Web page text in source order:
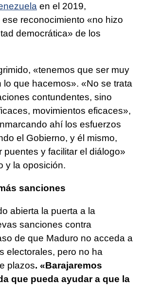
en el 2019,
reconocimiento «no hizo
democrática» de los
«tenemos que ser muy
lo que hacemos». «No se trata
contundentes, sino
movimientos eficaces»,
ahí los esfuerzos
el Gobierno, y él mismo,
puentes y facilitar el diálogo»
y la oposición.
sanciones
abierta la puerta a la
sanciones contra
de que Maduro no acceda a
electorales, pero no ha
plazos. «Barajaremos
que pueda ayudar a que la